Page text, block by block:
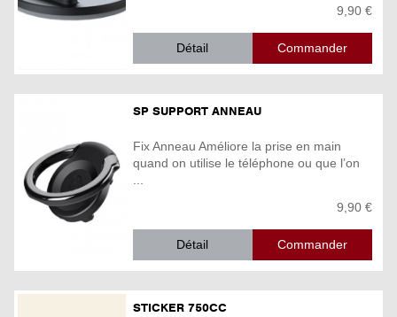
9,90 €
Détail
SP SUPPORT ANNEAU
Fix Anneau Améliore la prise en main
quand on utilise le téléphone ou que l’on
9,90 €
Détail
STICKER 750CC